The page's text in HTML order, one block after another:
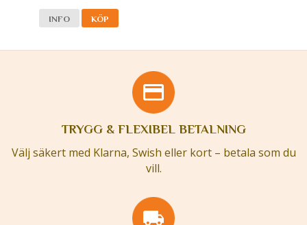
INFO KÖP
TRYGG & FLEXIBEL BETALNING
Välj säkert med Klarna, Swish eller kort – betala som du
vill.